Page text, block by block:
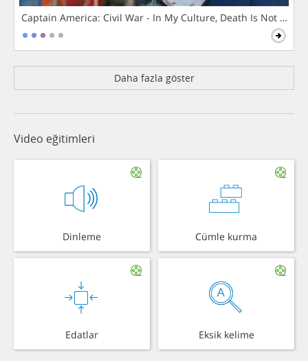
Captain America: Civil War - In My Culture, Death Is Not The
Daha fazla göster
Video eğitimleri
Dinleme Cümle kurma
Edatlar Eksik kelime